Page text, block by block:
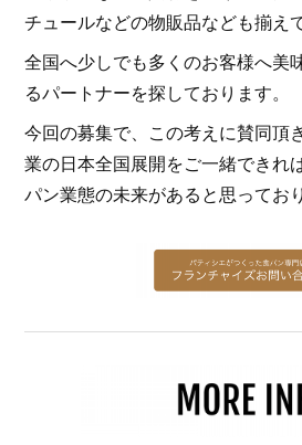
チュールなどの物販品なども揃え
全国へ少しでも多くのお客様へ美
るパートナーを探しております。
今回の募集で、この考えに賛同頂
業の日本全国展開をご一緒できれ
パン業態の未来があると思ってお